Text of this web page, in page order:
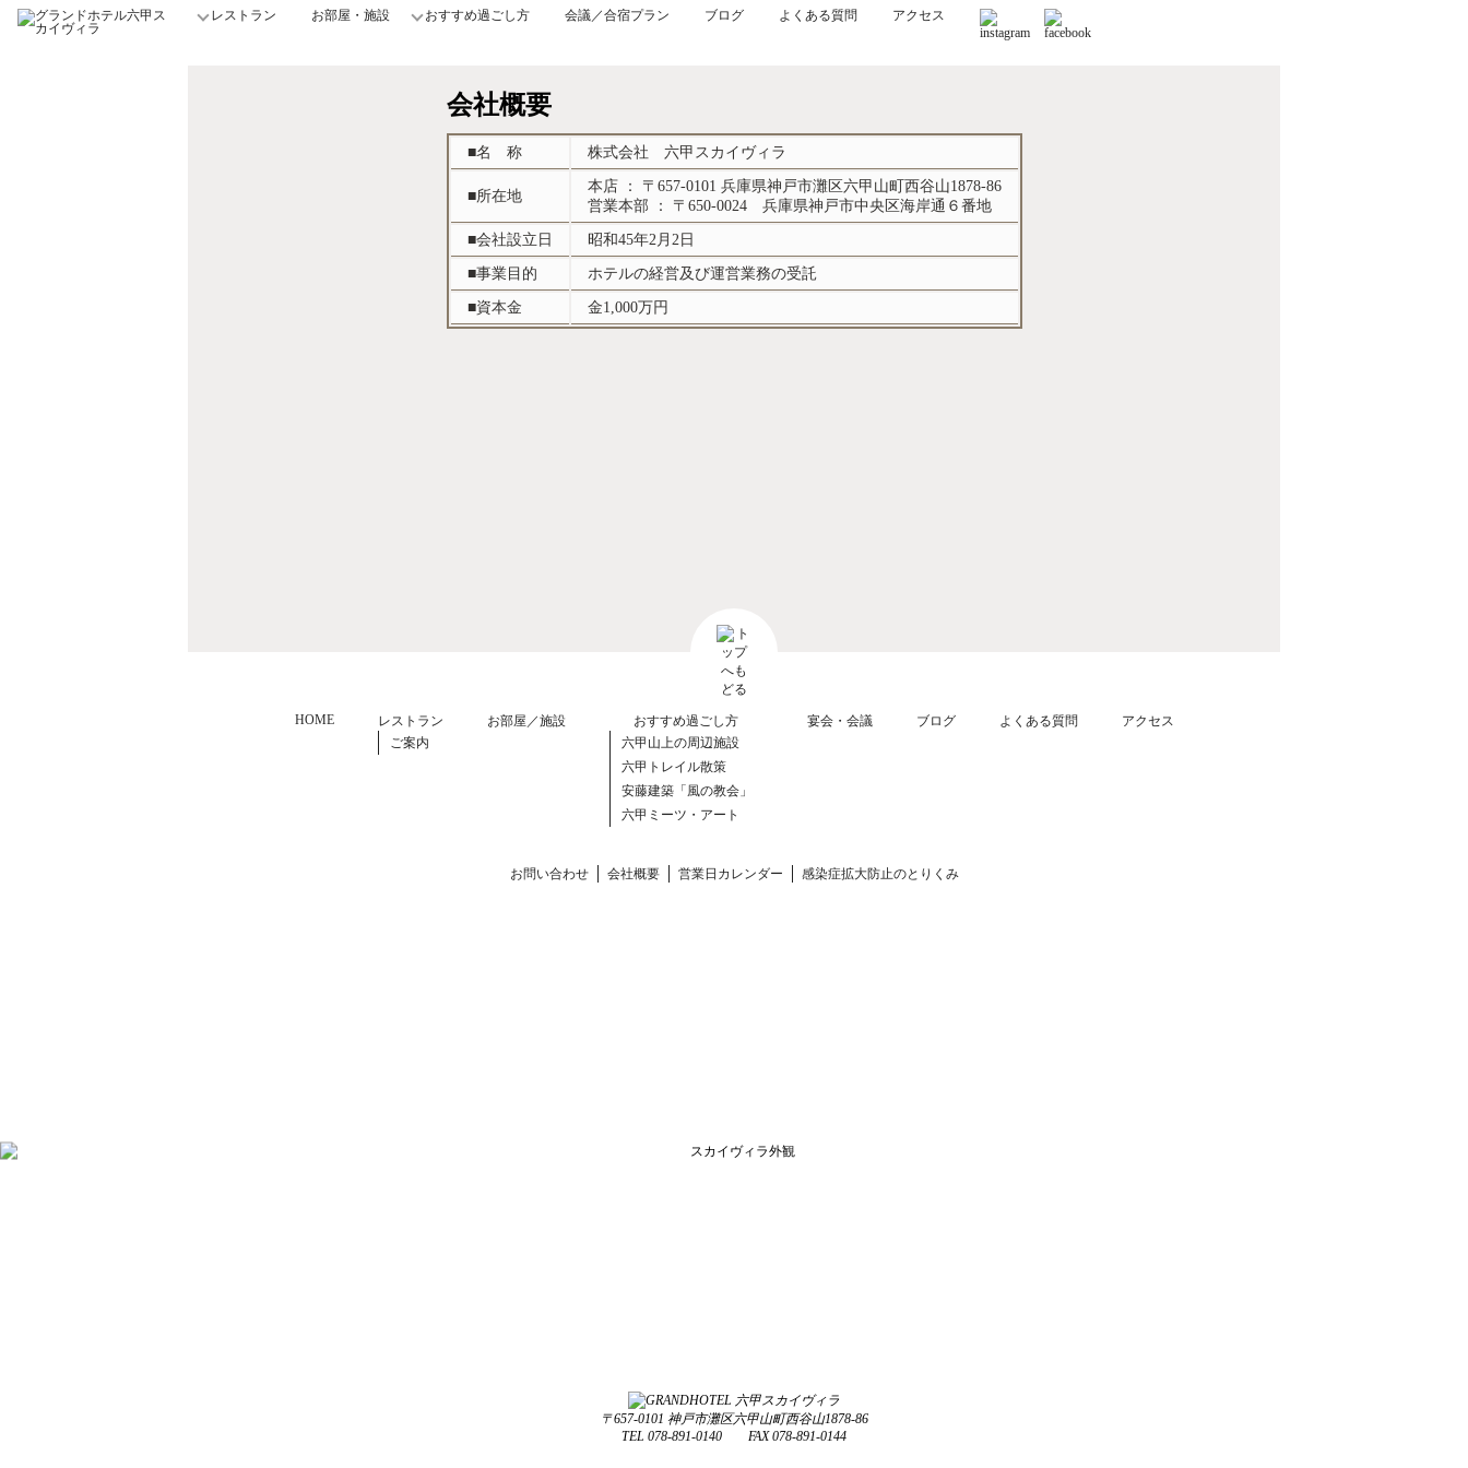
レストラン お部屋・施設 おすすめ過ごし方 会議／合宿プラン ブログ よくある質問 アクセス
会社概要
■名 称 株式会社 六甲スカイヴィラ
■所在地
本店 ： 〒657-0101 兵庫県神戸市灘区六甲山町西谷山1878-86
営業本部 ： 〒650-0024 兵庫県神戸市中央区海岸通６番地
■会社設立日 昭和45年2月2日
■事業目的 ホテルの経営及び運営業務の受託
■資本金 金1,000万円
HOME
レストラン
ご案内
お部屋／施設
おすすめ過ごし方
六甲山上の周辺施設
六甲トレイル散策
安藤建築「風の教会」
六甲ミーツ・アート
宴会・会議 ブログ よくある質問 アクセス
お問い合わせ 会社概要 営業日カレンダー 感染症拡大防止のとりくみ
〒657-0101 神戸市灘区六甲山町西谷山1878-86
TEL 078-891-0140 FAX 078-891-0144